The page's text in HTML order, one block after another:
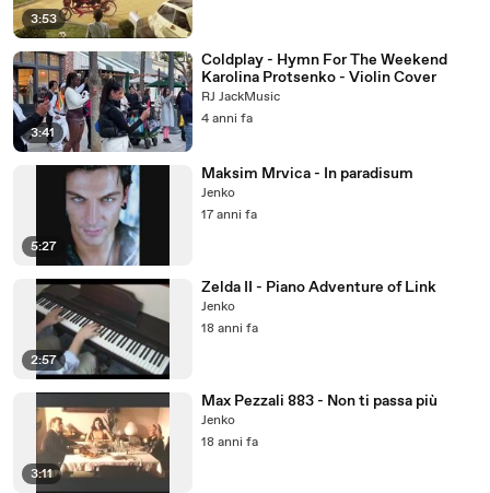
3:53
3:41
Coldplay - Hymn For The Weekend
Karolina Protsenko - Violin Cover
RJ JackMusic
4 anni fa
5:27
Maksim Mrvica - In paradisum
Jenko
17 anni fa
2:57
Zelda II - Piano Adventure of Link
Jenko
18 anni fa
3:11
Max Pezzali 883 - Non ti passa più
Jenko
18 anni fa